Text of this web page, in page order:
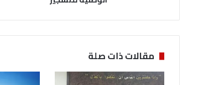
ي
م
ة
ي
ش
مقالات ذات صلة